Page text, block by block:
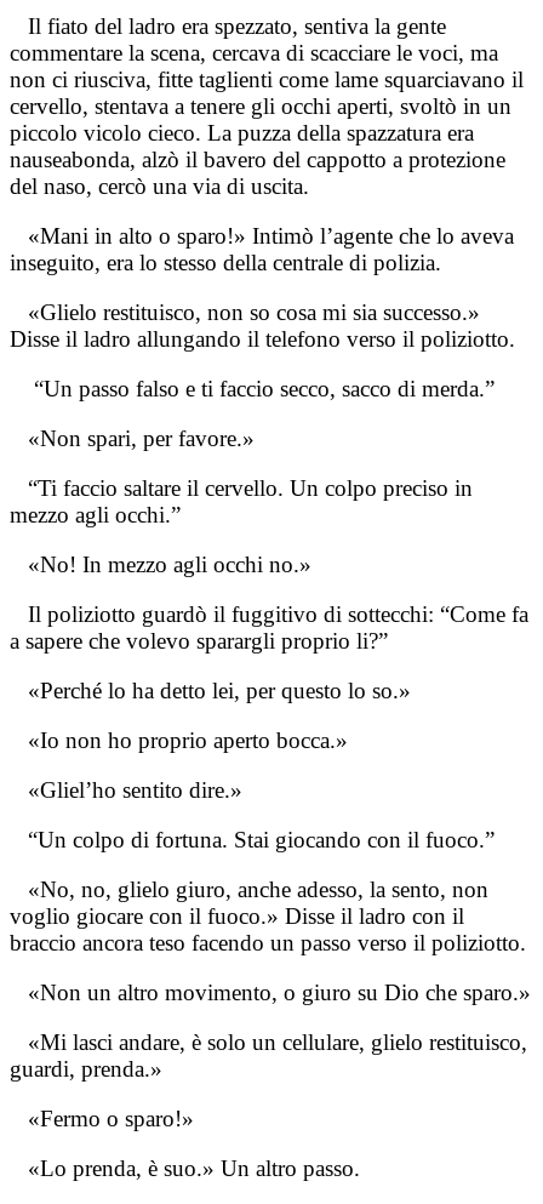
Il fiato del ladro era spezzato, sentiva la gente
commentare la scena, cercava di scacciare le voci, ma
non ci riusciva, fitte taglienti come lame squarciavano il
cervello, stentava a tenere gli occhi aperti, svoltò in un
piccolo vicolo cieco. La puzza della spazzatura era
nauseabonda, alzò il bavero del cappotto a protezione
del naso, cercò una via di uscita.
«Mani in alto o sparo!» Intimò l’agente che lo aveva
inseguito, era lo stesso della centrale di polizia.
«Glielo restituisco, non so cosa mi sia successo.»
Disse il ladro allungando il telefono verso il poliziotto.
“Un passo falso e ti faccio secco, sacco di merda.”
«Non spari, per favore.»
“Ti faccio saltare il cervello. Un colpo preciso in
mezzo agli occhi.”
«No! In mezzo agli occhi no.»
Il poliziotto guardò il fuggitivo di sottecchi: “Come fa
a sapere che volevo sparargli proprio li?”
«Perché lo ha detto lei, per questo lo so.»
«Io non ho proprio aperto bocca.»
«Gliel’ho sentito dire.»
“Un colpo di fortuna. Stai giocando con il fuoco.”
«No, no, glielo giuro, anche adesso, la sento, non
voglio giocare con il fuoco.» Disse il ladro con il
braccio ancora teso facendo un passo verso il poliziotto.
«Non un altro movimento, o giuro su Dio che sparo.»
«Mi lasci andare, è solo un cellulare, glielo restituisco,
guardi, prenda.»
«Fermo o sparo!»
«Lo prenda, è suo.» Un altro passo.